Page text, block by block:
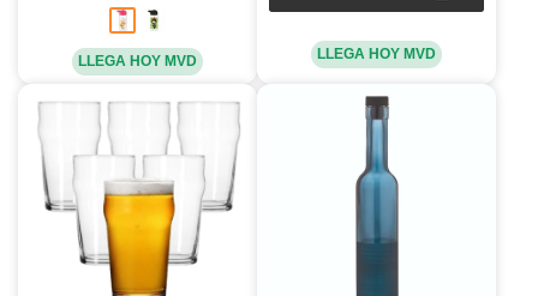
LLEGA HOY MVD LLEGA HOY MVD